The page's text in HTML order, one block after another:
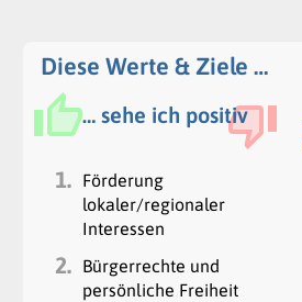
Diese Werte & Ziele …
… sehe ich positiv
1.
Förderung
lokaler/regionaler
Interessen
2.
Bürgerrechte und
persönliche Freiheit